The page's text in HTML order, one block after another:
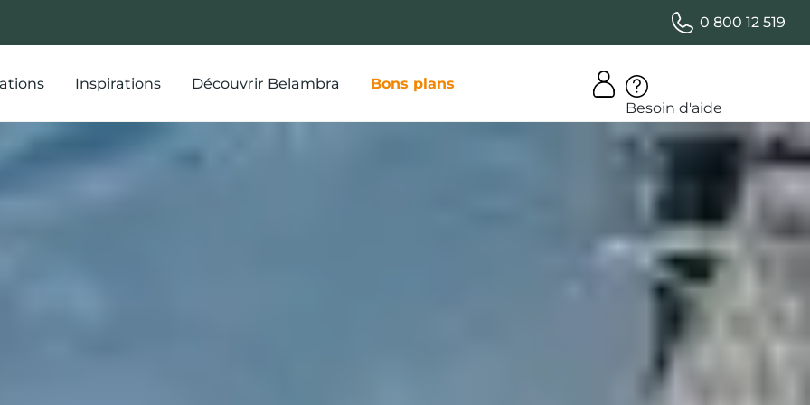
0 800 12 519
Inspirations Découvrir Belambra
Bons plans
Besoin d'aide